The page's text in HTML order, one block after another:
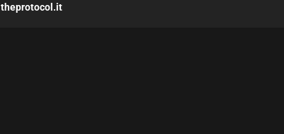
theprotocol.it